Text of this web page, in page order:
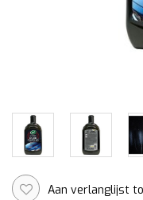
Aan verlanglijst